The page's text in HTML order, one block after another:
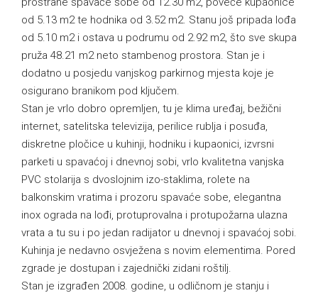
od 5.13 m2 te hodnika od 3.52 m2. Stanu još pripada lođa
od 5.10 m2 i ostava u podrumu od 2.92 m2, što sve skupa
pruža 48.21 m2 neto stambenog prostora. Stan je i
dodatno u posjedu vanjskog parkirnog mjesta koje je
osigurano branikom pod ključem.
Stan je vrlo dobro opremljen, tu je klima uređaj, bežični
internet, satelitska televizija, perilice rublja i posuđa,
diskretne pločice u kuhinji, hodniku i kupaonici, izvrsni
parketi u spavaćoj i dnevnoj sobi, vrlo kvalitetna vanjska
PVC stolarija s dvoslojnim izo-staklima, rolete na
balkonskim vratima i prozoru spavaće sobe, elegantna
inox ograda na lođi, protuprovalna i protupožarna ulazna
vrata a tu su i po jedan radijator u dnevnoj i spavaćoj sobi.
Kuhinja je nedavno osvježena s novim elementima. Pored
zgrade je dostupan i zajednički zidani roštilj.
Stan je izgrađen 2008. godine, u odličnom je stanju i